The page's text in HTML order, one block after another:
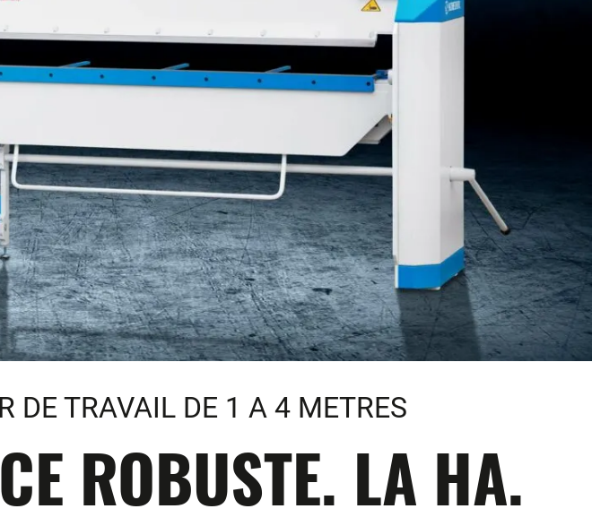
DE TRAVAIL DE 1 A 4 METRES
ROBUSTE. LA HA.